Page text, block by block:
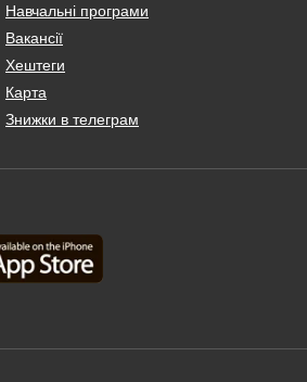
Навчальні програми
Вакансії
Хештеги
Карта
Знижки в телеграм